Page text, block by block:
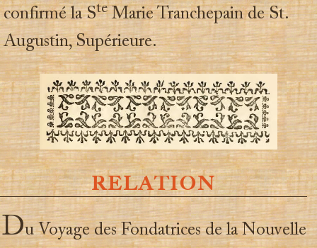
confirmé la SteMarie Tranchepain de St.
Augustin, Supérieure.
RELATION
Du Voyage des Fondatrices de la Nouvelle